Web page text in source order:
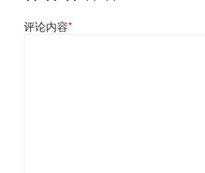
评论内容*